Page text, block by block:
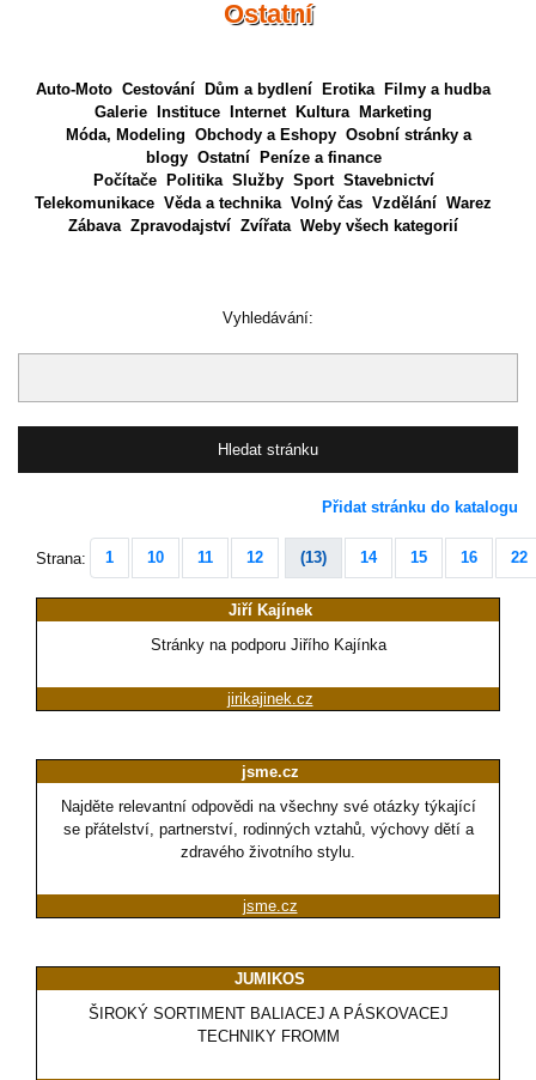
Ostatní
Auto-Moto Cestování Dům a bydlení Erotika
Filmy a hudba
Galerie
Instituce Internet Kultura
Marketing
Móda, Modeling Obchody a Eshopy Osobní stránky a
blogy Ostatní
Peníze a finance
Počítače
Politika Služby Sport Stavebnictví
Telekomunikace Věda a technika Volný čas Vzdělání Warez
Zábava Zpravodajství Zvířata Weby všech kategorií
Vyhledávání:
Přidat stránku do katalogu
Strana: 1 10 11 12 (13) 14 15 16 22
Jiří Kajínek
Stránky na podporu Jiřího Kajínka
jirikajinek.cz
jsme.cz
Najděte relevantní odpovědi na všechny své otázky týkající
se přátelství, partnerství, rodinných vztahů, výchovy dětí a
zdravého životního stylu.
jsme.cz
JUMIKOS
ŠIROKÝ SORTIMENT BALIACEJ A PÁSKOVACEJ
TECHNIKY FROMM